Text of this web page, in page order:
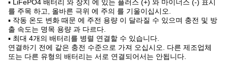
▪ LiFePO4 배터리 와 장치 에 있는 플러스 (+) 와 마이너스 (-) 표시
를 주목 하고, 올바른 극위 에 주의 를 기울이십시오.
▪ 작동 온도 변화 때문 에 주전 용량 이 달라질 수 있으며 충전 및 방
출 속도는 명목 용량 과 다르다.
▪ 최대 4개의 배터리를 병렬 연결할 수 있습니다.
연결하기 전에 같은 충전 수준으로 가져 오십시오. 다른 제조업체
또는 다른 유형의 배터리는 서로 연결되어서는 안됩니다.